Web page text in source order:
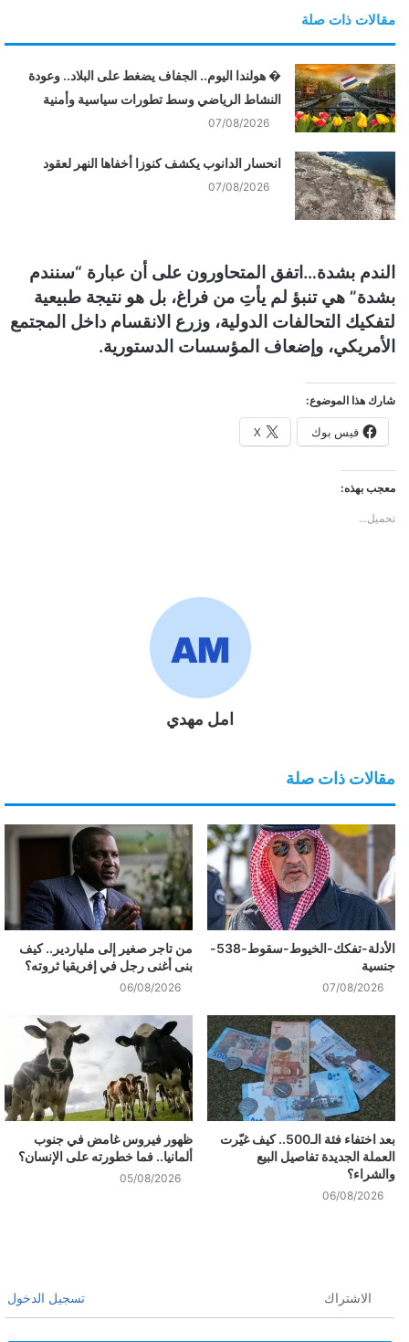
مقالات ذات صلة
� هولندا اليوم.. الجفاف يضغط على البلاد.. وعودة
النشاط الرياضي وسط تطورات سياسية وأمنية
07/08/2026
انحسار الدانوب يكشف كنوزا أخفاها النهر لعقود
07/08/2026
الندم بشدة… اتفق المتحاورون على أن عبارة “سنندم
بشدة” هي تنبؤ لم يأتِ من فراغ، بل هو نتيجة طبيعية
لتفكيك التحالفات الدولية، وزرع الانقسام داخل المجتمع
الأمريكي، وإضعاف المؤسسات الدستورية.
شارك هذا الموضوع:
فيس بوك X
معجب بهذه:
تحميل...
امل مهدي
مقالات ذات صلة
الأدلة-تفكك-الخيوط-سقوط-538-
جنسية
07/08/2026
من تاجر صغير إلى ملياردير.. كيف
بنى أغنى رجل في إفريقيا ثروته؟
06/08/2026
بعد اختفاء فئة الـ500.. كيف غيّرت
العملة الجديدة تفاصيل البيع
والشراء؟
06/08/2026
ظهور فيروس غامض في جنوب
ألمانيا.. فما خطورته على الإنسان؟
05/08/2026
الاشتراك تسجيل الدخول